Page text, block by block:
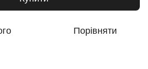
Порівняти